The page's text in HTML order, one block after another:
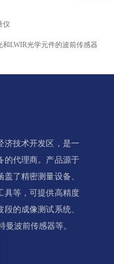
仪
和LWIR光学元件的波前传感器
济技术开发区，是一
的代理商。产品源于
了精密测量设备、
具等，可提供高精度
的成像测试系统、
波前传感器等。